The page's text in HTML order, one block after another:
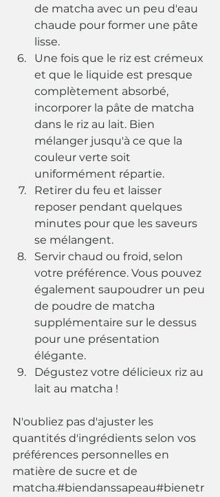
de matcha avec un peu d'eau
chaude pour former une pâte
lisse.
Une fois que le riz est crémeux
et que le liquide est presque
complètement absorbé,
incorporer la pâte de matcha
dans le riz au lait. Bien
mélanger jusqu'à ce que la
couleur verte soit
uniformément répartie.
Retirer du feu et laisser
reposer pendant quelques
minutes pour que les saveurs
se mélangent.
Servir chaud ou froid, selon
votre préférence. Vous pouvez
également saupoudrer un peu
de poudre de matcha
supplémentaire sur le dessus
pour une présentation
élégante.
Dégustez votre délicieux riz au
lait au matcha !
N'oubliez pas d'ajuster les
quantités d'ingrédients selon vos
préférences personnelles en
matière de sucre et de
matcha.#biendanssapeau#bienetr